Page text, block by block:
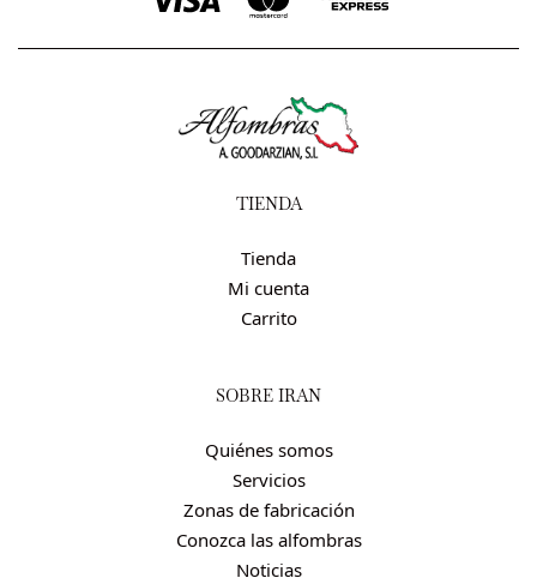
TIENDA
Tienda
Mi cuenta
Carrito
SOBRE IRÁN
Quiénes somos
Servicios
Zonas de fabricación
Conozca las alfombras
Noticias